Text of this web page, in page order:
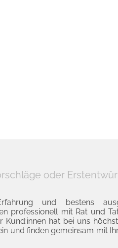
oder
und bestens
professionell mit Rat und
Kund:innen hat bei uns
und finden gemeinsam mit